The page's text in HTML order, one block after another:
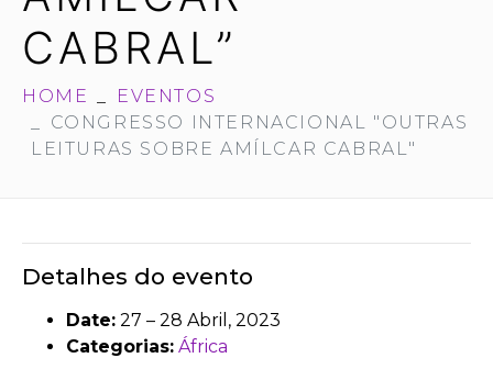
CABRAL”
HOME
EVENTOS
CONGRESSO INTERNACIONAL "OUTRAS
LEITURAS SOBRE AMÍLCAR CABRAL"
Detalhes do evento
Date: 27 – 28 Abril, 2023
Categorias: África